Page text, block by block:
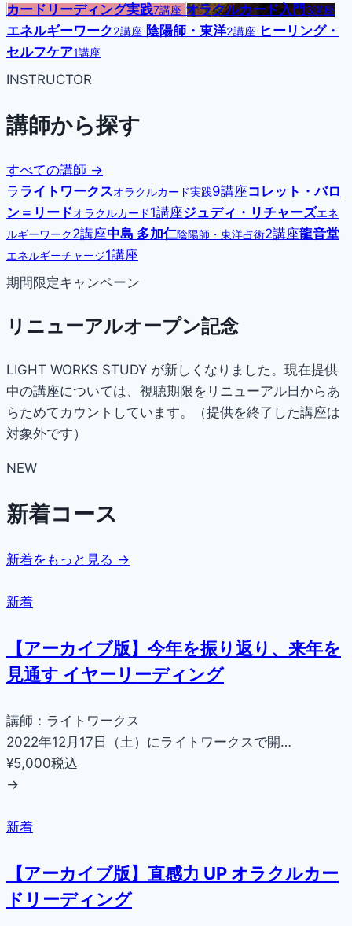
カードリーディング実践7講座 オラクルカード入門3講座
エネルギーワーク2講座 陰陽師・東洋2講座 ヒーリング・
セルフケア1講座
INSTRUCTOR
講師から探す
すべての講師 →
ラ ライトワークスオラクルカード実践9講座コレット・バロ
ン＝リードオラクルカード1講座ジュディ・リチャーズエネ
ルギーワーク2講座中島 多加仁陰陽師・東洋占術2講座龍音堂
エネルギーチャージ1講座
期間限定キャンペーン
リニューアルオープン記念
LIGHT WORKS STUDY が新しくなりました。現在提供
中の講座については、視聴期限をリニューアル日からあ
らためてカウントしています。（提供を終了した講座は
対象外です）
NEW
新着コース
新着をもっと見る →
新着
【アーカイブ版】今年を振り返り、来年を
見通す イヤーリーディング
講師：ライトワークス
2022年12月17日（土）にライトワークスで開…
¥5,000税込
→
新着
【アーカイブ版】直感力 UP オラクルカー
ドリーディング